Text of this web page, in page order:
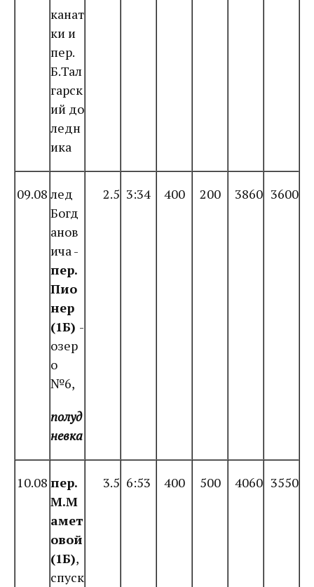
канат
ки и
пер.
Б.Тал
гарск
ий до
ледн
ика
09.08 лед
Богд
анов
ича -
пер.
Пио
нер
(1Б) -
озер
о
№6,
полуд
невка
2.5 3:34 400 200 3860 3600
10.08 пер.
М.М
амет
овой
(1Б),
спуск
3.5 6:53 400 500 4060 3550